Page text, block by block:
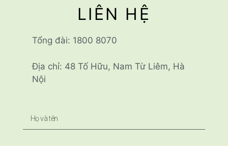
LIÊN HỆ
Tổng đài: 1800 8070
Địa chỉ: 48 Tố Hữu, Nam Từ Liêm, Hà
Nội